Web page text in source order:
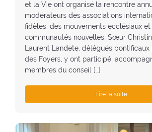
et la Vie ont organisé la rencontre
modérateurs des associations
fidèles, des mouvements ecclésiaux et
communautés nouvelles. Sœur
Laurent Landete, délégués
des Foyers, y ont participé,
membres du conseil […]
Lire la suite